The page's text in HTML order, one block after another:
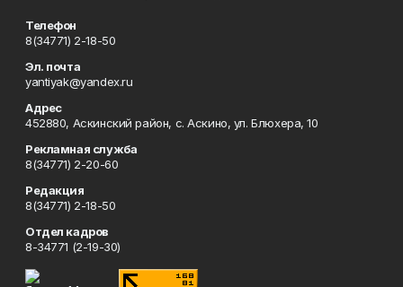
Телефон
8(34771) 2-18-50
Эл. почта
yantiyak@yandex.ru
Адрес
452880, Аскинский район, с. Аскино, ул. Блюхера, 10
Рекламная служба
8(34771) 2-20-60
Редакция
8(34771) 2-18-50
Отдел кадров
8-34771 (2-19-30)